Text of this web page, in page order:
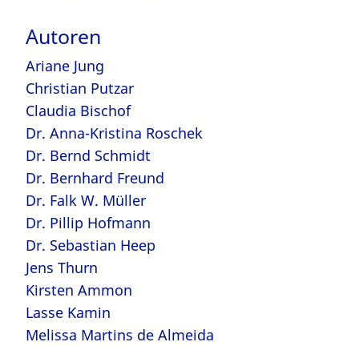
Autoren
Ariane Jung
Christian Putzar
Claudia Bischof
Dr. Anna-Kristina Roschek
Dr. Bernd Schmidt
Dr. Bernhard Freund
Dr. Falk W. Müller
Dr. Pillip Hofmann
Dr. Sebastian Heep
Jens Thurn
Kirsten Ammon
Lasse Kamin
Melissa Martins de Almeida